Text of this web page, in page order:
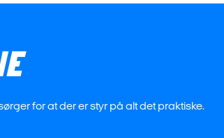
for at der er styr på alt det praktiske.